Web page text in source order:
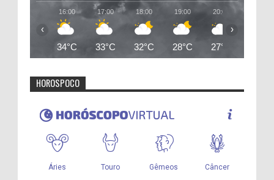
16:00
34°C
17:00
33°C
18:00
32°C
19:00
28°C
20:00
27°C
‹ ›
HOROSPOCO